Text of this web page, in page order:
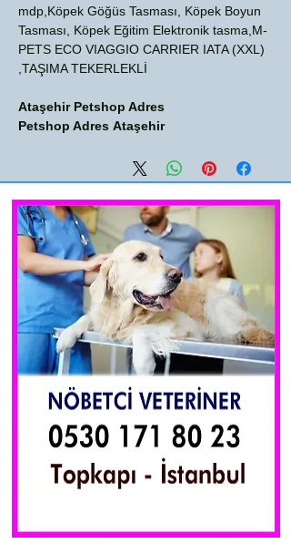
mdp,Köpek Göğüs Tasması, Köpek Boyun
Tasması, Köpek Eğitim Elektronik tasma,M-
PETS ECO VIAGGIO CARRIER IATA (XXL)
TAŞIMA TEKERLEKLİ,
Ataşehir Petshop Adres
Petshop Adres Ataşehir